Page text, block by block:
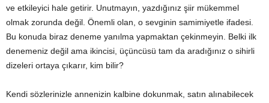
ve etkileyici hale getirir. Unutmayın, yazdığınız şiir mükemmel
olmak zorunda değil. Önemli olan, o sevginin samimiyetle ifadesi.
Bu konuda biraz deneme yanılma yapmaktan çekinmeyin. Belki ilk
denemeniz değil ama ikincisi, üçüncüsü tam da aradığınız o sihirli
dizeleri ortaya çıkarır, kim bilir?
Kendi sözlerinizle annenizin kalbine dokunmak, satın alınabilecek